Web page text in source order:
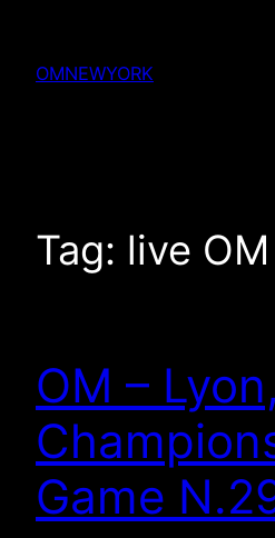
content
OMNEWYORK
Tag: live
OM – Lyon,
Game